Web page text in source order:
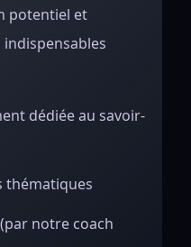
potentiel et
dédiée au savoir-
thématiques
notre coach